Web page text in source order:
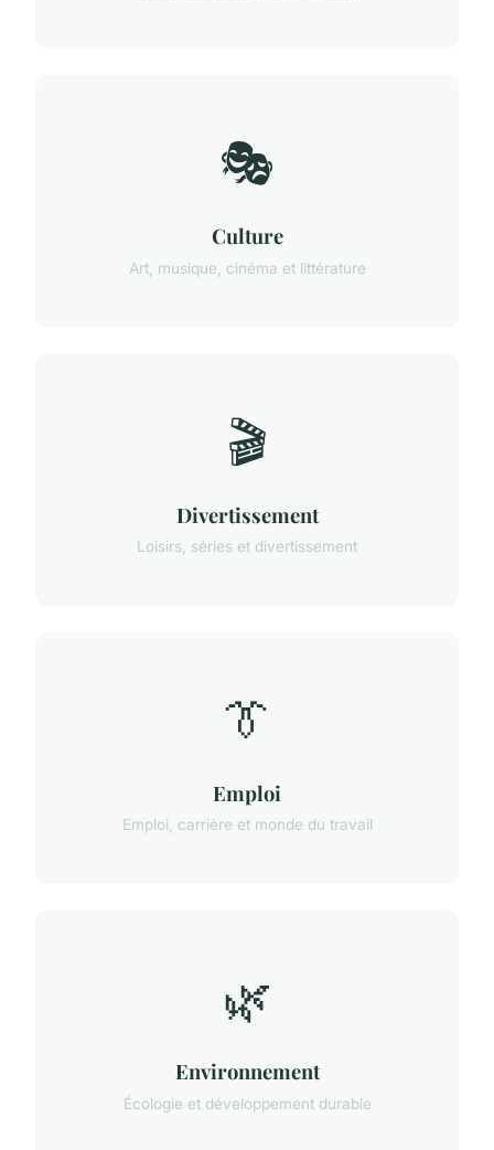
🎭
Culture
Art, musique, cinéma et littérature
🎬
Divertissement
Loisirs, séries et divertissement
👔
Emploi
Emploi, carrière et monde du travail
🌿
Environnement
Écologie et développement durable